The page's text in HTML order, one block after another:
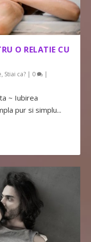
O RELATIE CU
, Stiai ca? | 0 |
~ Iubirea
pur si simplu...